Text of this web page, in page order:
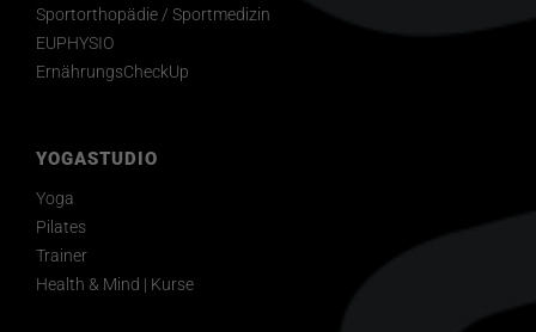
Sportorthopädie / Sportmedizin
EUPHYSIO
ErnährungsCheckUp
YOGASTUDIO
Yoga
Pilates
Trainer
Health & Mind | Kurse